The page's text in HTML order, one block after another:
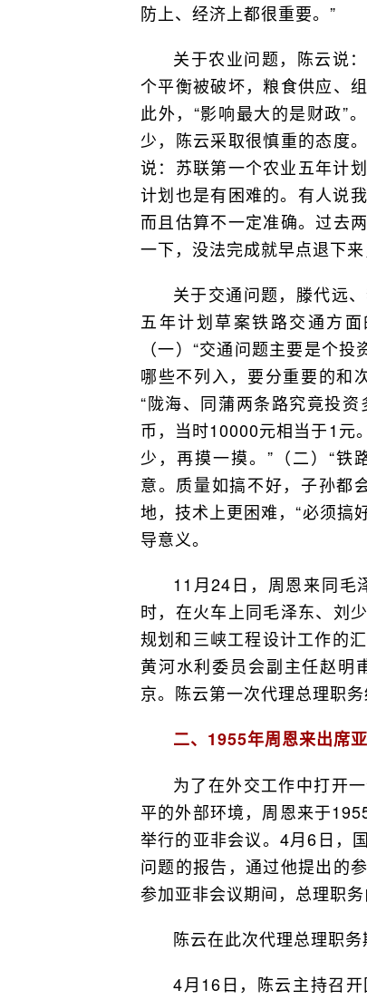
防上、经济上都很重要。”
关于农业问题，陈云说
个平衡被破坏，粮食供应、
此外，“影响最大的是财政”
少，陈云采取很慎重的态度
说：苏联第一个农业五年计
计划也是有困难的。有人说
而且估算不一定准确。过去
一下，没法完成就早点退下来
关于交通问题，滕代远
五年计划草案铁路交通方
（一）“交通问题主要是个
哪些不列入，要分重要的和
“陇海、同蒲两条路究竟投
币，当时10000元相当于1元
少，再摸一摸。”（二）“铁
意。质量如搞不好，子孙都
地，技术上更困难，“必须搞
导意义。
11月24日，周恩来同毛
时，在火车上同毛泽东、刘
规划和三峡工程设计工作的
黄河水利委员会副主任赵明
京。陈云第一次代理总理职务
二、1955年周恩来出席
为了在外交工作中打开
平的外部环境，周恩来于
举行的亚非会议。4月6日，
问题的报告，通过他提出的
参加亚非会议期间，总理职
陈云在此次代理总理职务
4月16日，陈云主持召